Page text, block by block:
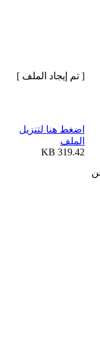
[ تم إيجاد الملف ]
اضغط هنا لتنزيل
الملف
319.42 KB